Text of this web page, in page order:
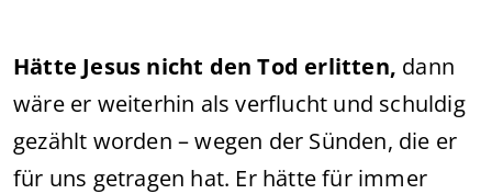
Hätte Jesus nicht den Tod erlitten, dann
wäre er weiterhin als verflucht und schuldig
gezählt worden – wegen der Sünden, die er
für uns getragen hat. Er hätte für immer